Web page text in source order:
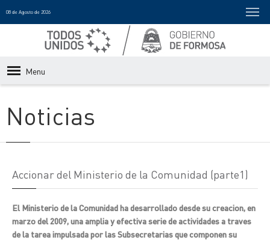
08 de Agosto de 2026
Menu
Noticias
Accionar del Ministerio de la Comunidad (parte1)
El Ministerio de la Comunidad ha desarrollado desde su creacion, en
marzo del 2009, una amplia y efectiva serie de actividades a traves
de la tarea impulsada por las Subsecretarias que componen su